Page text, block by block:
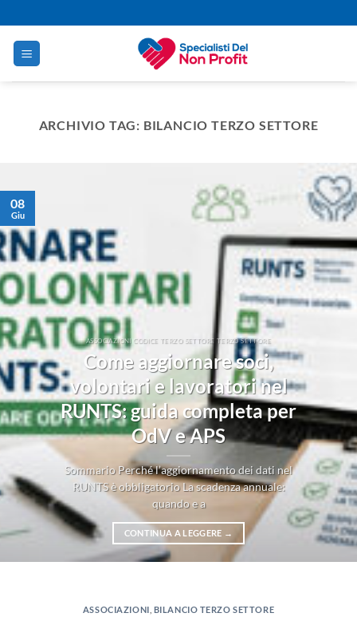
ai
contenuti
ARCHIVIO TAG: BILANCIO TERZO SETTORE
ASSOCIAZIONI CODICE TERZO SETTORE TERZO SETTORE
Come aggiornare soci,
volontari e lavoratori nel
RUNTS: guida completa per
OdV e APS
Sommario Perché l’aggiornamento dei dati nel
RUNTS è obbligatorio La scadenza annuale:
quando e a
CONTINUA A LEGGERE →
08
Giu
ASSOCIAZIONI BILANCIO TERZO SETTORE